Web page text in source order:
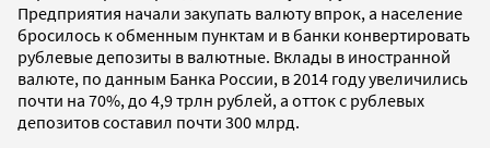
Предприятия начали закупать валюту впрок, а население
бросилось к обменным пунктам и в банки конвертировать
рублевые депозиты в валютные. Вклады в иностранной
валюте, по данным Банка России, в 2014 году увеличились
почти на 70%, до 4,9 трлн рублей, а отток с рублевых
депозитов составил почти 300 млрд.